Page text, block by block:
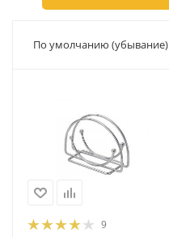
По умолчанию (убывание)
9